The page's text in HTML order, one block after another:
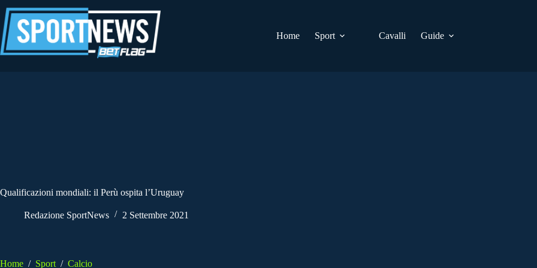
al
contenuto
Home
Sport Cavalli Guide
Qualificazioni mondiali: il Perù ospita l’Uruguay
Redazione SportNews 2 Settembre 2021
Home / Sport / Calcio